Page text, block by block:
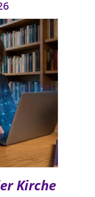
Kirche